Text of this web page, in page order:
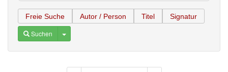
Freie Suche Autor / Person Titel Signatur
Suchen Toggle Dropdown